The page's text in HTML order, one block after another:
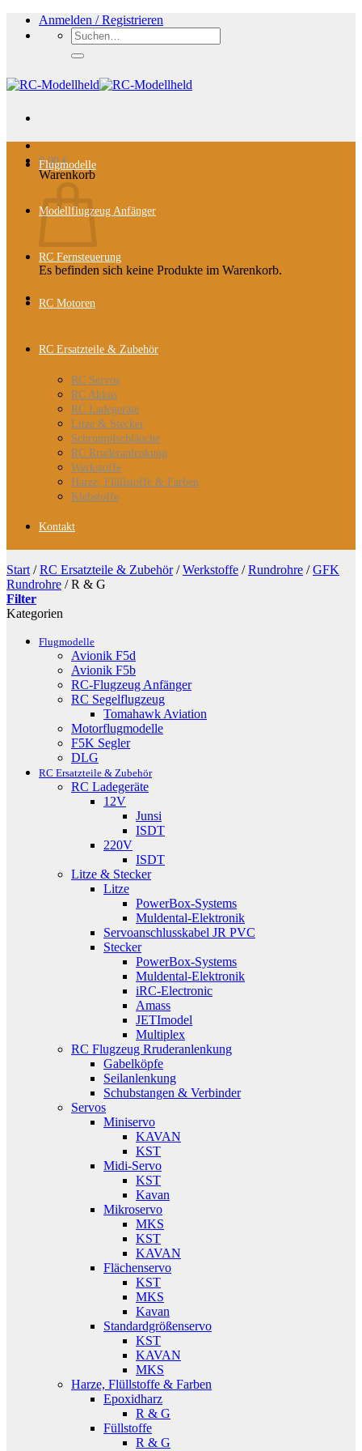
Zum
Inhalt
Anmelden / Registrieren
Suchen
nach:
0,00€
Warenkorb
Es befinden sich keine Produkte im Warenkorb.
Flugmodelle
Modellflugzeug Anfänger
RC Fernsteuerung
RC Motoren
RC Ersatzteile & Zubehör
RC Servos
RC Akkus
RC Ladegeräte
Litze & Stecker
Schrumpfschläuche
RC Rruderanlenkung
Werkstoffe
Harze, Flüllstoffe & Farben
Klebstoffe
Kontakt
Start / RC Ersatzteile & Zubehör / Werkstoffe / Rundrohre / GFK
Rundrohre /R & G
Filter
Kategorien
Flugmodelle
Avionik F5d
Avionik F5b
RC-Flugzeug Anfänger
RC Segelflugzeug
Tomahawk Aviation
Motorflugmodelle
F5K Segler
DLG
RC Ersatzteile & Zubehör
RC Ladegeräte
12V
Junsi
ISDT
220V
ISDT
Litze & Stecker
Litze
PowerBox-Systems
Muldental-Elektronik
Servoanschlusskabel JR PVC
Stecker
PowerBox-Systems
Muldental-Elektronik
iRC-Electronic
Amass
JETImodel
Multiplex
RC Flugzeug Rruderanlenkung
Gabelköpfe
Seilanlenkung
Schubstangen & Verbinder
Servos
Miniservo
KAVAN
KST
Midi-Servo
KST
Kavan
Mikroservo
MKS
KST
KAVAN
Flächenservo
KST
MKS
Kavan
Standardgrößenservo
KST
KAVAN
MKS
Harze, Flüllstoffe & Farben
Epoxidharz
R & G
Füllstoffe
R & G